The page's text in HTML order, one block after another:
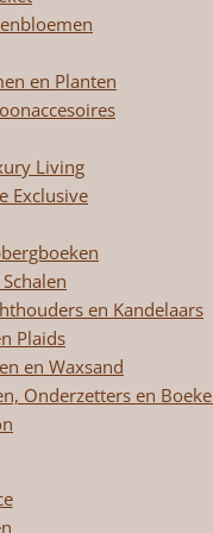
en Planten
Living
Exclusive
en Kandelaars
Plaids
en Waxsand
Onderzetters en